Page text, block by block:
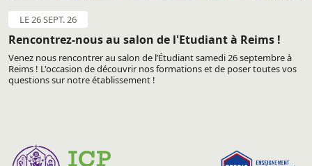
LE 26 SEPT. 26
Rencontrez-nous au salon de l'Etudiant à Reims !
Venez nous rencontrer au salon de l’Étudiant samedi 26 septembre à
Reims ! L'occasion de découvrir nos formations et de poser toutes vos
questions sur notre établissement !